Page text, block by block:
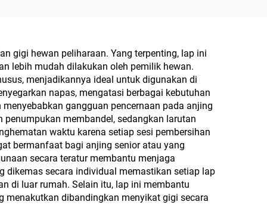
gigi hewan peliharaan. Yang terpenting, lap ini
lebih mudah dilakukan oleh pemilik hewan.
menjadikannya ideal untuk digunakan di
napas, mengatasi berbagai kebutuhan
gangguan pencernaan pada anjing
membandel, sedangkan larutan
waktu karena setiap sesi pembersihan
bermanfaat bagi anjing senior atau yang
secara teratur membantu menjaga
dikemas secara individual memastikan setiap lap
di luar rumah. Selain itu, lap ini membantu
menakutkan dibandingkan menyikat gigi secara